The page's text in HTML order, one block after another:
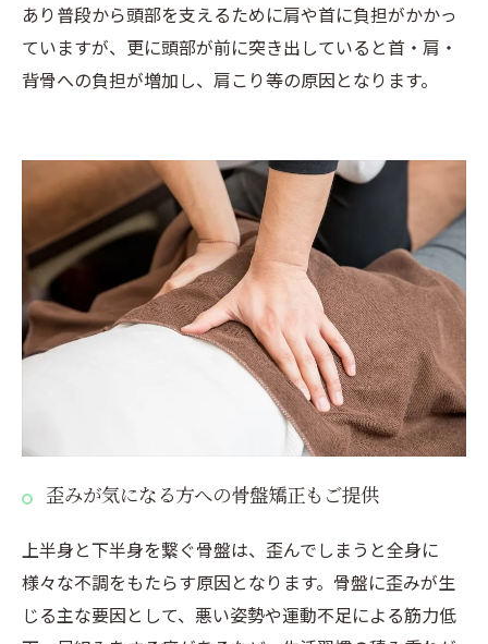
あり普段から頭部を支えるために肩や首に負担がかかっ
ていますが、更に頭部が前に突き出していると首・肩・
背骨への負担が増加し、肩こり等の原因となります。
歪みが気になる方への骨盤矯正もご提供
上半身と下半身を繋ぐ骨盤は、歪んでしまうと全身に
様々な不調をもたらす原因となります。骨盤に歪みが生
じる主な要因として、悪い姿勢や運動不足による筋力低